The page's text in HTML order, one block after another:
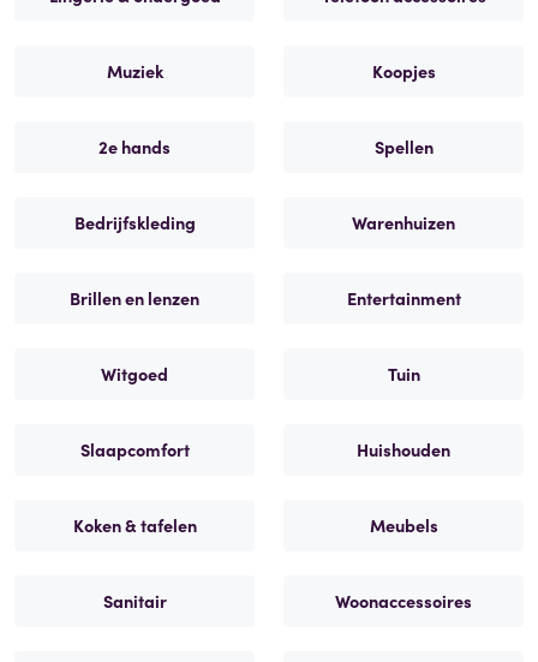
Muziek Koopjes
2e hands Spellen
Bedrijfskleding Warenhuizen
Brillen en lenzen Entertainment
Witgoed Tuin
Slaapcomfort Huishouden
Koken & tafelen Meubels
Sanitair Woonaccessoires